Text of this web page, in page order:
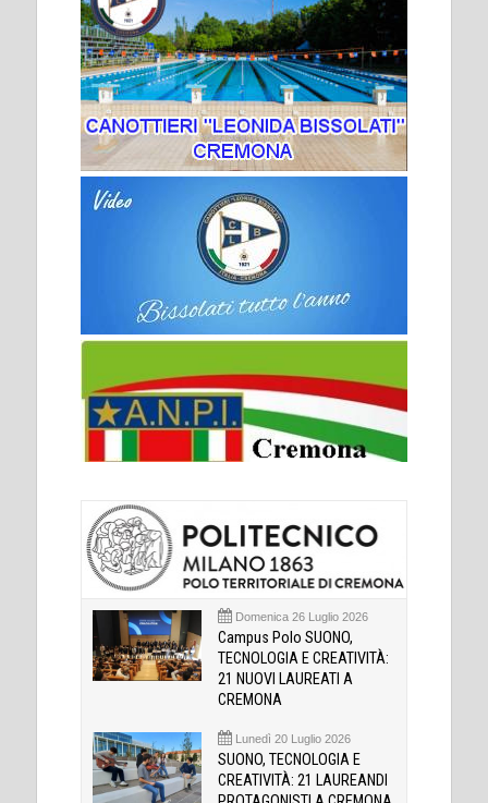
Domenica 26 Luglio 2026
Campus Polo SUONO,
TECNOLOGIA E CREATIVITÀ:
21 NUOVI LAUREATI A
CREMONA
Lunedì 20 Luglio 2026
SUONO, TECNOLOGIA E
CREATIVITÀ: 21 LAUREANDI